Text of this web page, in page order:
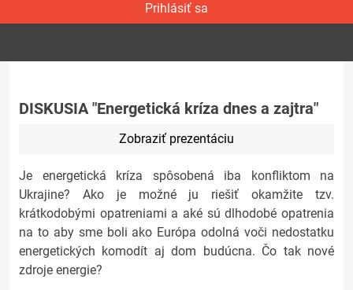
Prihlásiť sa
DISKUSIA "Energetická kríza dnes a zajtra"
Zobraziť prezentáciu
Je energetická kríza spôsobená iba konfliktom na
Ukrajine? Ako je možné ju riešiť okamžite tzv.
krátkodobými opatreniami a aké sú dlhodobé opatrenia
na to aby sme boli ako Európa odolná voči nedostatku
energetických komodít aj dom budúcna. Čo tak nové
zdroje energie?